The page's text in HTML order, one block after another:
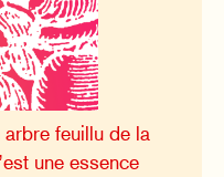
feuillu de la
une essence